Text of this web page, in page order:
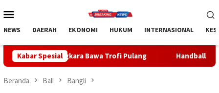
ke
Mobile
NEWS DAERAH EKONOMI HUKUM INTERNASIONAL
Kabar Spesial
Bawa Trofi Pulang Handball Bali Juara Kejurnas U-
Beranda Bali Bangli